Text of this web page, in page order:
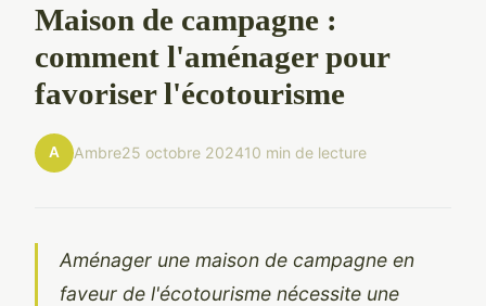
Maison de campagne :
comment l'aménager pour
favoriser l'écotourisme
A Ambre25 octobre 202410 min de lecture
Aménager une maison de campagne en
faveur de l'écotourisme nécessite une